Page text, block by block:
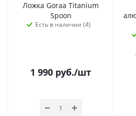
Ложка Goraa Titanium
Spoon
Есть в наличии (4)
1 990 руб./шт